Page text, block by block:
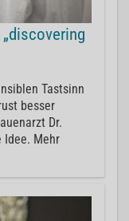
Tastsinn
besser
Dr.
Idee. Mehr